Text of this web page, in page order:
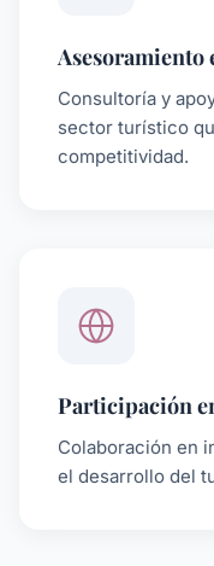
Asesoramiento
Consultoría y
sector turístico
competitividad.
Participación
Colaboración en
el desarrollo del